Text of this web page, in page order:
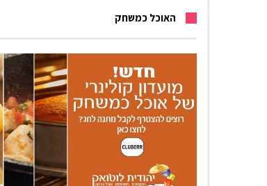
האוכל כמשחק